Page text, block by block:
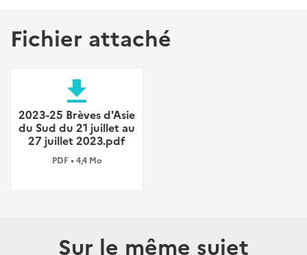
Fichier attaché
file_download
2023-25 Brèves d'Asie
du Sud du 21 juillet au
27 juillet 2023.pdf
PDF • 4,4 Mo
Sur le même sujet